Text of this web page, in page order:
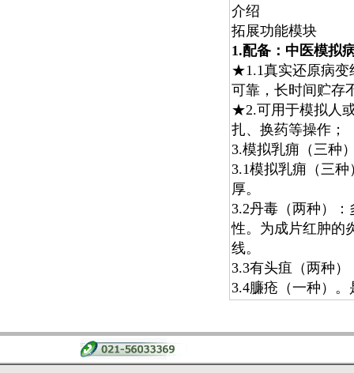
介绍
拓展功能模块
1.配备：中医模拟
★1.1真实还原病变
可靠，长时间贮存
★2.可用于模拟人
扎、换药等操作；
3.模拟乳痈（三种
3.1模拟乳痈（三
厚。
3.2丹毒（两种）
性。为成片红肿的
线。
3.3有头疽（两种
3.4臁疮（一种）